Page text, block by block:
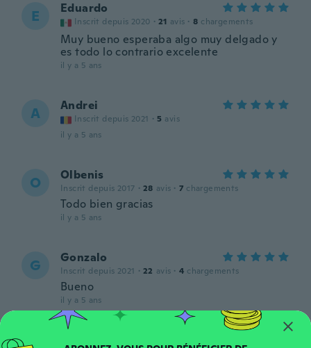
E Eduardo
Inscrit depuis 2020 · 21 avis · 8 chargements
Muy bueno esperaba algo muy delgado y
es todo lo contrario excelente
il y a 5 ans
A Andrei
Inscrit depuis 2021 · 5 avis
il y a 5 ans
O Olbenis
Inscrit depuis 2017 · 28 avis · 7 chargements
Todo bien gracias
il y a 5 ans
G Gonzalo
Inscrit depuis 2021 · 22 avis · 4 chargements
Bueno
il y a 5 ans